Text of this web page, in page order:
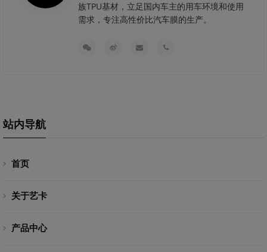
族TPU基材，立足国内车主的用车环境和使用
需求，专注高性价比汽车膜的生产。
站内导航
首页
关于艺卡
产品中心